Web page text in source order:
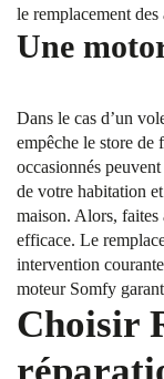
le remplacement des
Une
Dans le cas d’un
empêche le store de
occasionnés
de votre habitation
maison. Alors, faites
efficace. Le
intervention
moteur Somfy
Choisir